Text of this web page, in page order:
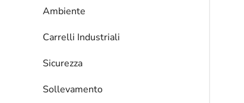
Ambiente
Carrelli Industriali
Sicurezza
Sollevamento